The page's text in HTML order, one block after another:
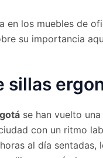
en los muebles de
su importancia
sillas
se han vuelto
con un ritmo
al día